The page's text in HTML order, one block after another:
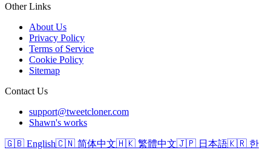
Other Links
About Us
Privacy Policy
Terms of Service
Cookie Policy
Sitemap
Contact Us
support@tweetcloner.com
Shawn's works
🇬🇧 English🇨🇳 简体中文🇭🇰 繁體中文🇯🇵 日本語🇰🇷 한